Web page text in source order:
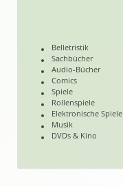
Belletristik
Sachbücher
Audio-Bücher
Comics
Spiele
Rollenspiele
Elektronische Spiele
Musik
DVDs & Kino